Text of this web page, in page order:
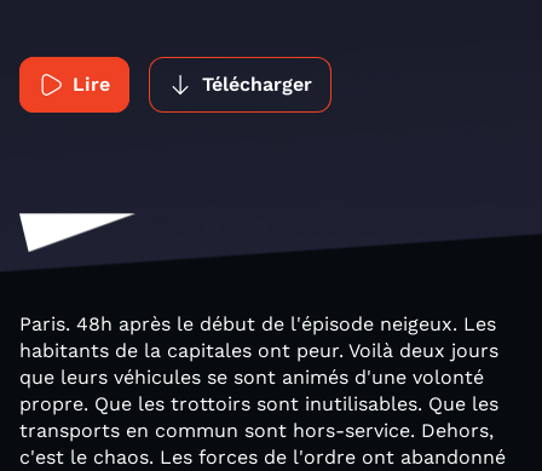
Lire Télécharger
Paris. 48h après le début de l'épisode neigeux. Les
habitants de la capitales ont peur. Voilà deux jours
que leurs véhicules se sont animés d'une volonté
propre. Que les trottoirs sont inutilisables. Que les
transports en commun sont hors-service. Dehors,
c'est le chaos. Les forces de l'ordre ont abandonné